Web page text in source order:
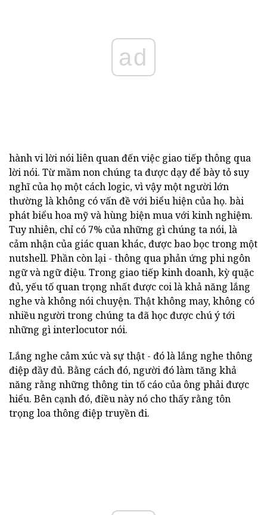
ad
hành vi lời nói liên quan đến việc giao tiếp thông qua
lời nói. Từ mầm non chúng ta được dạy để bày tỏ suy
nghĩ của họ một cách logic, vì vậy một người lớn
thường là không có vấn đề với biểu hiện của họ. bài
phát biểu hoa mỹ và hùng biện mua với kinh nghiệm.
Tuy nhiên, chỉ có 7% của những gì chúng ta nói, là
cảm nhận của giác quan khác, được bao bọc trong một
nutshell. Phần còn lại - thông qua phản ứng phi ngôn
ngữ và ngữ điệu. Trong giao tiếp kinh doanh, kỳ quặc
đủ, yếu tố quan trọng nhất được coi là khả năng lắng
nghe và không nói chuyện. Thật không may, không có
nhiều người trong chúng ta đã học được chú ý tới
những gì interlocutor nói.
Lắng nghe cảm xúc và sự thật - đó là lắng nghe thông
điệp đầy đủ. Bằng cách đó, người đó làm tăng khả
năng rằng những thông tin tố cáo của ông phải được
hiểu. Bên cạnh đó, điều này nó cho thấy rằng tôn
trọng loa thông điệp truyền đi.